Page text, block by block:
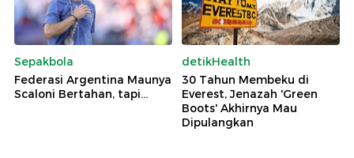
Sepakbola
Federasi Argentina Maunya
Scaloni Bertahan, tapi...
detikHealth
30 Tahun Membeku di
Everest, Jenazah 'Green
Boots' Akhirnya Mau
Dipulangkan